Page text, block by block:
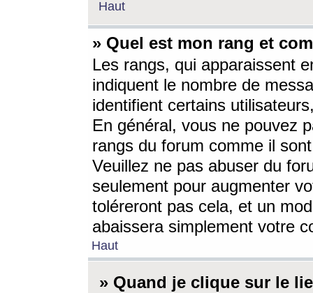
Haut
» Quel est mon rang et
Les rangs, qui apparaissent
indiquent le nombre de
identifient certains
En général, vous ne pouvez
rangs du forum comme il
Veuillez ne pas abuser du
seulement pour augmenter
toléreront pas cela, et un
abaissera simplement votre
Haut
» Quand je clique sur le